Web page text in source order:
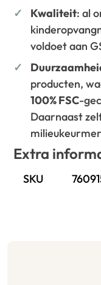
Kwaliteit: al
voldoet aan
producten,
100% FSC-
Daarnaast
Extra
SKU